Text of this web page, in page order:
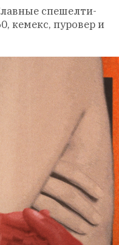
спешелти-
кемекс, пуровер и